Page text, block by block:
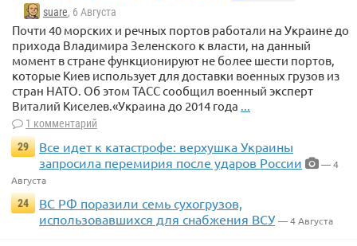
suare, 6 Августа
Почти 40 морских и речных портов работали на Украине до
прихода Владимира Зеленского к власти, на данный
момент в стране функционируют не более шести портов,
которые Киев использует для доставки военных грузов из
стран НАТО. Об этом ТАСС сообщил военный эксперт
Виталий Киселев.«Украина до 2014 года ...
1 комментарий
29
Все идет к катастрофе: верхушка Украины
запросила перемирия после ударов России
— 4
Августа
24
ВС РФ поразили семь сухогрузов,
использовавшихся для снабжения ВСУ — 4 Августа